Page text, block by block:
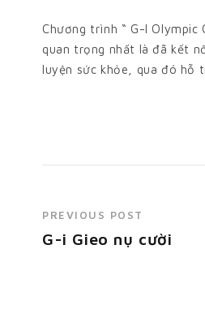
Chương trình “ G-I
quan trọng nhất là đã kết
luyện sức khỏe, qua đó hỗ
PREVIOUS POST
G-i Gieo nụ cười